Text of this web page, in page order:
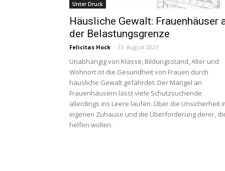
Unter Druck
Häusliche Gewalt: Frauenhäuser
der Belastungsgrenze
Felicitas Hock - 13. August 2023
Unabhängig von Klasse, Bildungsstand, Alter und
Wohnort ist die Gesundheit von Frauen durch
häusliche Gewalt gefährdet. Der Mangel an
Frauenhäusern lässt viele Schutzsuchende
allerdings ins Leere laufen. Über die Unsicherheit
eigenen Zuhause und die Überforderung derer,
helfen wollen.